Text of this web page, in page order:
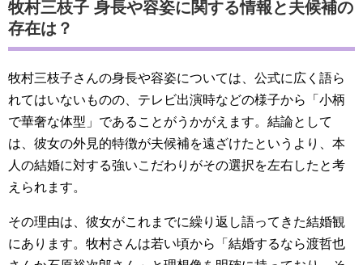
牧村三枝子 身長や容姿に関する情報と夫候補の
存在は？
牧村三枝子さんの身長や容姿については、公式に広く語ら
れてはいないものの、テレビ出演時などの様子から「小柄
で華奢な体型」であることがうかがえます。結論として
は、彼女の外見的特徴が夫候補を遠ざけたというより、本
人の結婚に対する強いこだわりがその選択を左右したと考
えられます。
その理由は、彼女がこれまでに繰り返し語ってきた結婚観
にあります。牧村さんは若い頃から「結婚するなら渡哲也